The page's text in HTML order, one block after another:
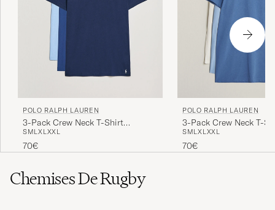
POLO RALPH LAUREN
3-Pack Crew Neck T-Shirt
Navy/Light Navy/Elite Blue
SMLXLXXL
70€
POLO RALPH LAUREN
3-Pack Crew Neck T-
White/Blue/Light Blue
SMLXLXXL
70€
Chemises De Rugby